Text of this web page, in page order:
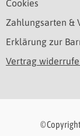
Cookies
Zahlungsarten &
Erklärung zur
Vertrag
©